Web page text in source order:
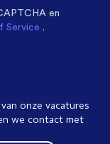
en
Service .
onze vacatures
we contact met